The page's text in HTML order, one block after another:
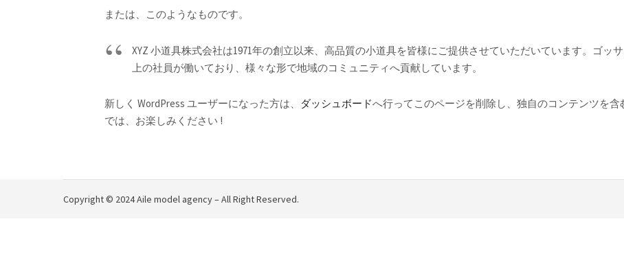
または、このようなものです。
XYZ 小道具株式会社は1971年の創立以来、高品質の小道具を皆様にご提供させていただいています。ゴッ
上の社員が働いており、様々な形で地域のコミュニティへ貢献しています。
新しく WordPress ユーザーになった方は、 ダッシュボードへ行ってこのページを削除し、独自のコンテンツを
では、お楽しみください !
Copyright © 2024 Aile model agency – All Right Reserved.